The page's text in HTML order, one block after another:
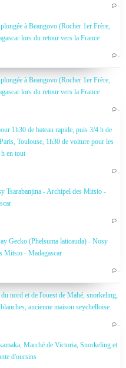
…
à Beangovo (Rocher 1er Frère,
lors du retour vers la France
…
à Beangovo (Rocher 1er Frère,
lors du retour vers la France
…
1h30 de bateau rapide, puis 3/4 h de
Toulouse, 1h30 de voiture pour les
en tout
…
Tsarabanjina - Archipel des Mitsio -
…
Gecko (Phelsuma laticauda) - Nosy
Mitsio - Madagascar
…
nord et de l'ouest de Mahé, snorkeling,
ancienne maison seychelloise.
…
Marché de Victoria, Snorkeling et
d'oursins